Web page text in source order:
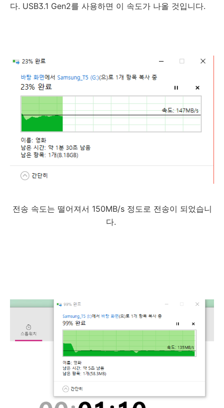
다. USB3.1 Gen2를 사용하면 이 속도가 나올 것입니다.
전송 속도는 떨어져서 150MB/s 정도로 전송이 되었습니
다.